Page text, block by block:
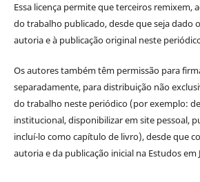
Essa licença permite que terceiros remixem,
do trabalho publicado, desde que seja dado
autoria e à publicação original neste
Os autores também têm permissão para
separadamente, para distribuição não
do trabalho neste periódico (por exemplo:
institucional, disponibilizar em site pessoal,
incluí-lo como capítulo de livro), desde que
autoria e da publicação inicial na Estudos em